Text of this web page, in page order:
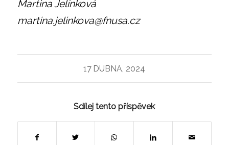
Martina Jelínková
martina.jelinkova@fnusa.cz
17 DUBNA, 2024
Sdílej tento příspěvek